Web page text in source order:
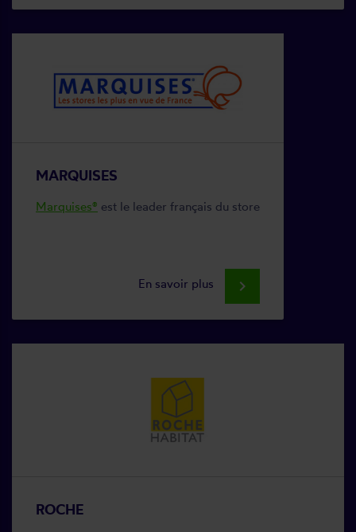
MARQUISES
Marquises® est le leader français du store
En savoir plus keyboard_arrow_right
ROCHE